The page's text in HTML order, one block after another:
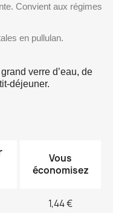
Convient aux régimes
en pullulan.
verre d’eau, de
déjeuner.
Vous
économisez
1,44 €